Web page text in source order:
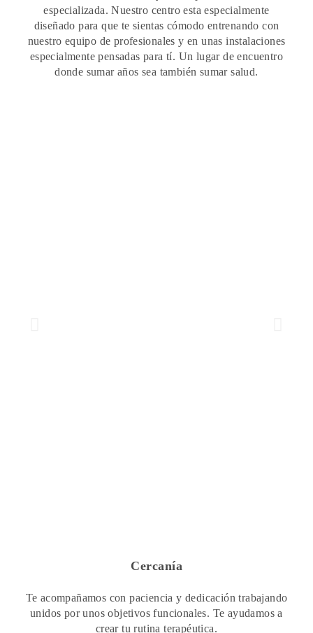
especializada. Nuestro centro esta especialmente
diseñado para que te sientas cómodo entrenando con
nuestro equipo de profesionales y en unas instalaciones
especialmente pensadas para tí. Un lugar de encuentro
donde sumar años sea también sumar salud.
Cercanía
Te acompañamos con paciencia y dedicación trabajando
unidos por unos objetivos funcionales. Te ayudamos a
crear tu rutina terapéutica.